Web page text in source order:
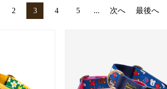
2 3 4 5 ... 次へ 最後へ